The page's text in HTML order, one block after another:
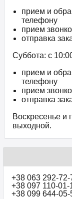
прием и
телефону
прием
отправка
Суббота: с
прием и
телефону
прием
отправка
Воскресенье и
выходной.
+38 063 292-72-
+38 097 110-
+38 099 644-